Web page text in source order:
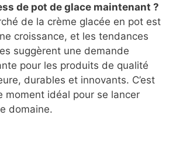
de pot de glace maintenant ?
de la crème glacée en pot est
croissance, et les tendances
suggèrent une demande
pour les produits de qualité
durables et innovants. C’est
moment idéal pour se lancer
domaine.